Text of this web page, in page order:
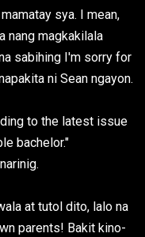
sya. I mean,
nang magkakilala
sabihing I'm sorry for
ni Sean ngayon.
to the latest issue
bachelor."
at tutol dito, lalo na
parents! Bakit kino-